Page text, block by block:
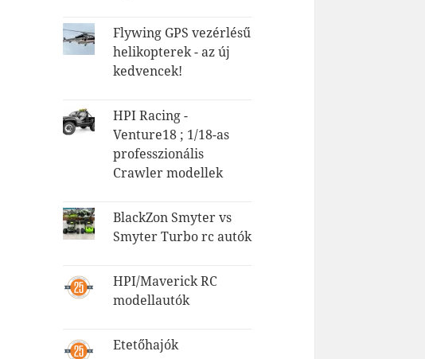
Flywing GPS vezérlésű
helikopterek - az új
kedvencek!
HPI Racing -
Venture18 ; 1/18-as
professzionális
Crawler modellek
BlackZon Smyter vs
Smyter Turbo rc autók
HPI/Maverick RC
modellautók
Etetőhajók